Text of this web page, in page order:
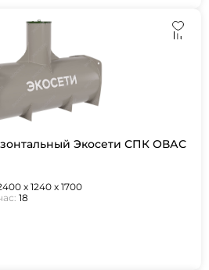
Экосети СПК ОВАС
х 1240 х 1700
18